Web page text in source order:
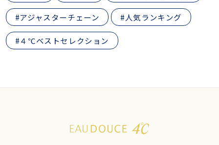
#アジャスターチェーン #人気ランキング
#４℃ベストセレクション